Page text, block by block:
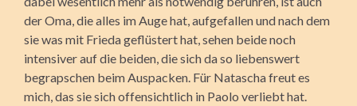
der Oma, die alles im Auge hat, aufgefallen und nach dem
sie was mit Frieda geflüstert hat, sehen beide noch
intensiver auf die beiden, die sich da so liebenswert
begrapschen beim Auspacken. Für Natascha freut es
mich, das sie sich offensichtlich in Paolo verliebt hat.